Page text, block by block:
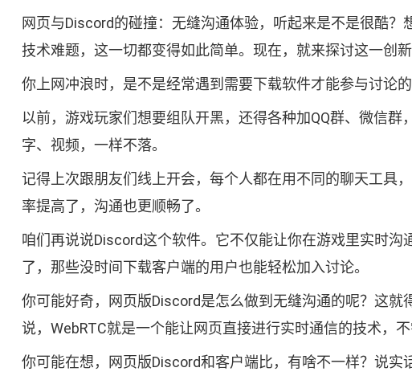
网页与Discord的碰撞：无缝沟通体验，听起来是不是很酷
技术难题，这一切都变得如此简单。现在，就来探讨这一创新
你上网冲浪时，是不是经常遇到需要下载软件才能参与讨论
以前，游戏玩家们想要组队开黑，还得各种加QQ群、微信
字、视频，一样不落。
记得上次跟朋友们线上开会，每个人都在用不同的聊天工具
率提高了，沟通也更顺畅了。
咱们再说说Discord这个软件。它不仅能让你在游戏里实时
了，那些没时间下载客户端的用户也能轻松加入讨论。
你可能好奇，网页版Discord是怎么做到无缝沟通的呢？这
说，WebRTC就是一个能让网页直接进行实时通信的技术，
你可能在想，网页版Discord和客户端比，有啥不一样？说